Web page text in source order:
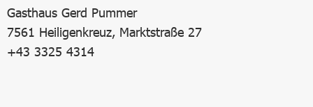
Gasthaus Gerd Pummer
7561 Heiligenkreuz, Marktstraße 27
+43 3325 4314